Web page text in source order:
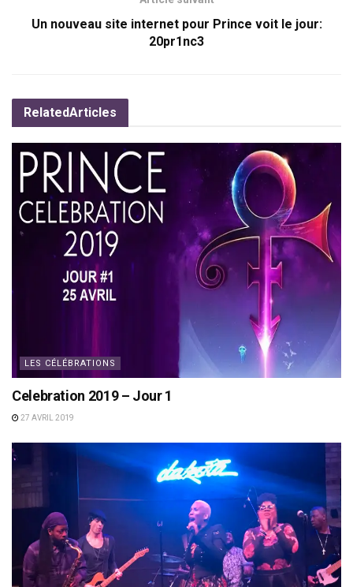
Un nouveau site internet pour Prince voit le jour:
20pr1nc3
RelatedArticles
LES CÉLÉBRATIONS
Celebration 2019 – Jour 1
27 AVRIL 2019